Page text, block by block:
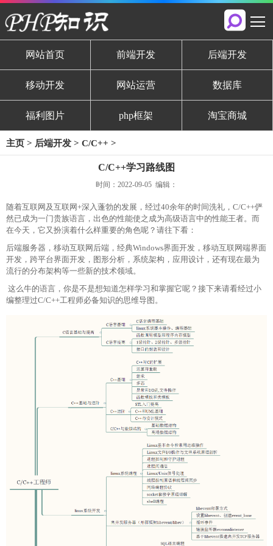
网站首页 前端开发 后端开发
移动开发 网站运营 数据库
福利图片 php框架 淘宝商城
主页 > 后端开发 > C/C++ >
C/C++学习路线图
时间：2022-09-05 编辑：
随着互联网及互联网+深入蓬勃的发展，经过40余年的时间洗礼，C/C++俨
然已成为一门贵族语言，出色的性能使之成为高级语言中的性能王者。而
在今天，它又扮演着什么样重要的角色呢？请往下看：
后端服务器，移动互联网后端，经典Windows界面开发，移动互联网端界面
开发，跨平台界面开发，图形分析，系统架构，应用设计，还有现在最为
流行的分布架构等一些新的技术领域。
这么牛的语言，你是不是想知道怎样学习和掌握它呢？接下来请看经过小
编整理过C/C++工程师必备知识的思维导图。